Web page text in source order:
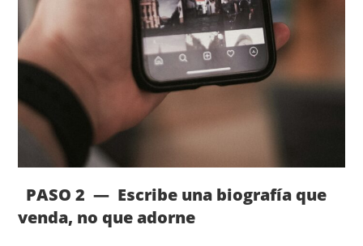
PASO 2 — Escribe una biografía que
venda, no que adorne